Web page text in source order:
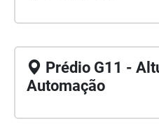
Prédio G11 -
Automação